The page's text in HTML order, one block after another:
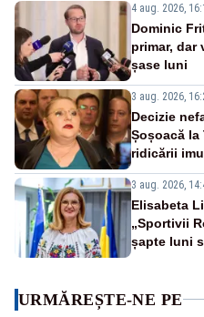
4 aug. 2026,
Dominic
primar, dar
șase luni
3 aug. 2026,
Decizie
Șoșoacă la
ridicării
3 aug. 2026,
Elisabeta
„Sportivii
șapte luni
URMĂREȘTE-NE PE